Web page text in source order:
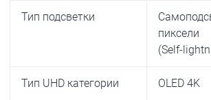
Тип подсветки
пиксели
(Self-
Тип UHD категории OLED 4K